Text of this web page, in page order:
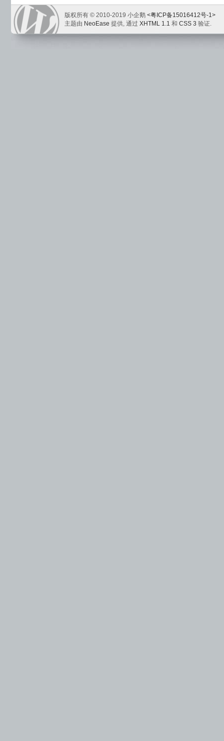
版权所有 © 2010-2019 小企鹅 <粤ICP备15016412号-1>
主题由 NeoEase 提供, 通过 XHTML 1.1 和 CSS 3 验证.